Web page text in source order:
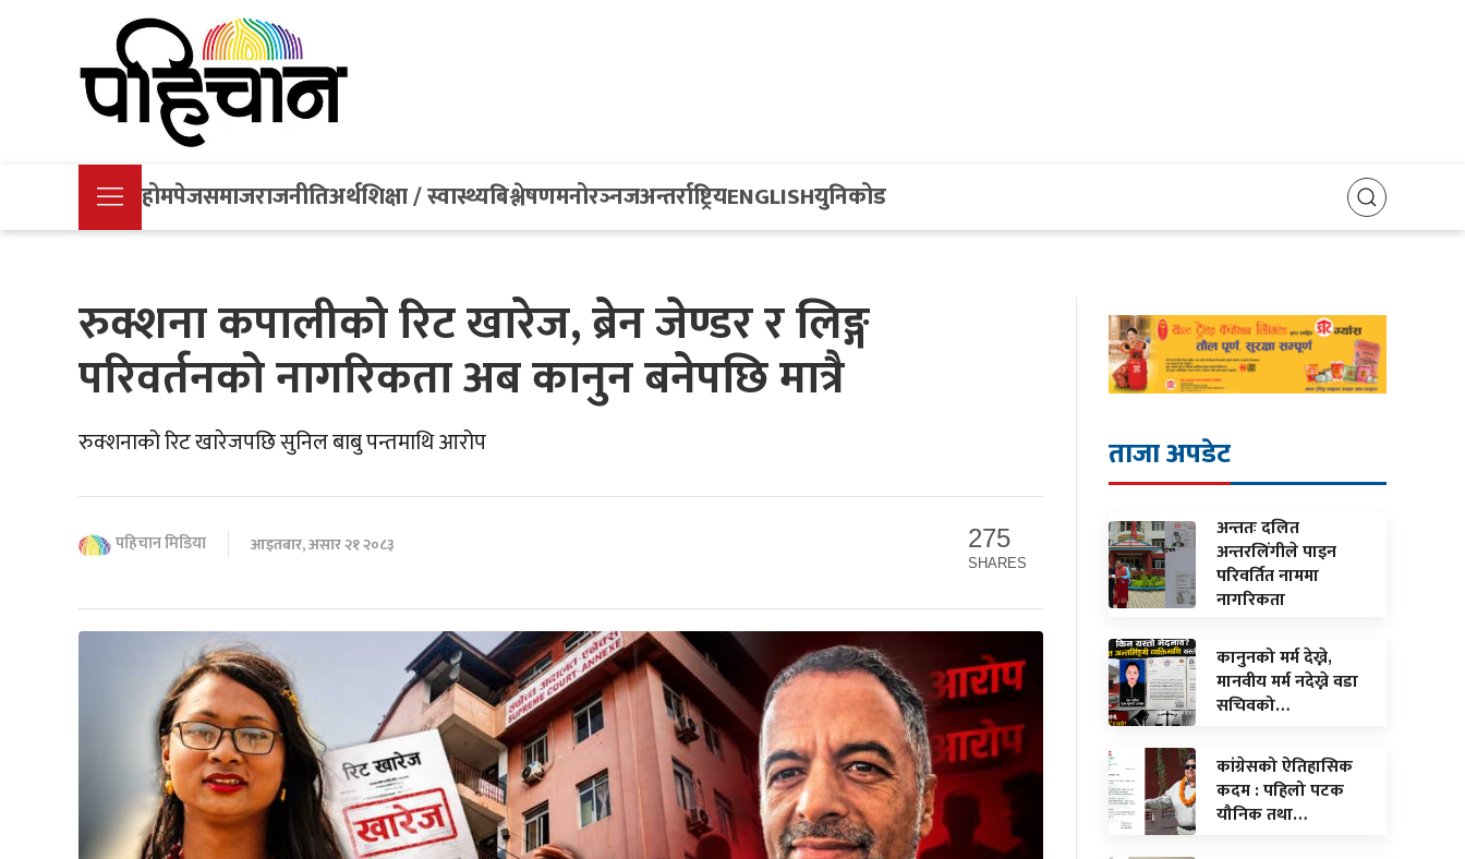
होमपेजसमाजराजनीतिअर्थशिक्षा / स्वास्थ्यबिश्लेषणमनोरञ्नजअन्तर्राष्ट्रियENGLISHयुनिकोड
रुक्शना कपालीको रिट खारेज, ब्रेन जेण्डर र लिङ्ग
परिवर्तनको नागरिकता अब कानुन बनेपछि मात्रै
रुक्शनाको रिट खारेजपछि सुनिल बाबु पन्तमाथि आरोप
पहिचान मिडिया आइतबार, असार २१ २०८३ 275
SHARES
ताजा अपडेट
अन्ततः दलित
अन्तरलिंगीले पाइन
परिवर्तित नाममा
नागरिकता
कानुनको मर्म देख्ने,
मानवीय मर्म नदेख्ने वडा
सचिवको…
कांग्रेसको ऐतिहासिक
कदम : पहिलो पटक
यौनिक तथा…